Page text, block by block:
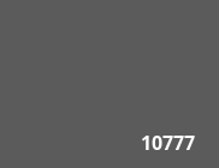
10777